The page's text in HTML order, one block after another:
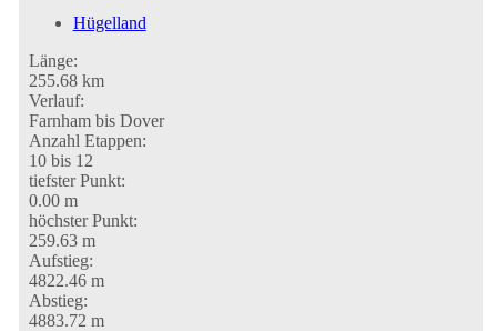
Hügelland
Länge:
255.68 km
Verlauf:
Farnham bis Dover
Anzahl Etappen:
10 bis 12
tiefster Punkt:
0.00 m
höchster Punkt:
259.63 m
Aufstieg:
4822.46 m
Abstieg:
4883.72 m